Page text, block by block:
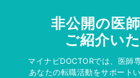
非公開の医
ご紹介い
マイナビDOCTORでは、医師
あなたの転職活動をサポート